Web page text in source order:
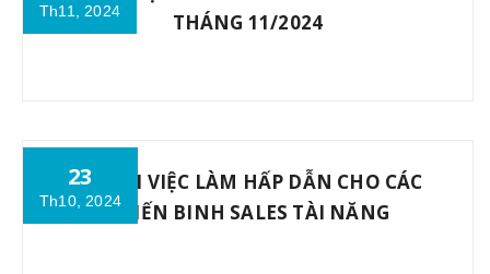
Th11, 2024
THÁNG 11/2024
23
Th10, 2024
CƠ HỘI VIỆC LÀM HẤP DẪN CHO CÁC
CHIẾN BINH SALES TÀI NĂNG